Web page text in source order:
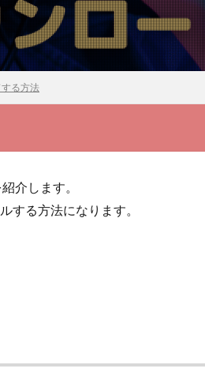
する方法
介します。
する方法になります。